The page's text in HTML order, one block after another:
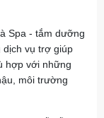
Spa - tắm dưỡng
dịch vụ trợ giúp
hợp với những
môi trường